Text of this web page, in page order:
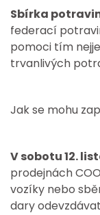
Sbírka
federací
pomoci tím
trvanlivých
Jak se mohu
V sobotu 12.
prodejnách
vozíky nebo
dary